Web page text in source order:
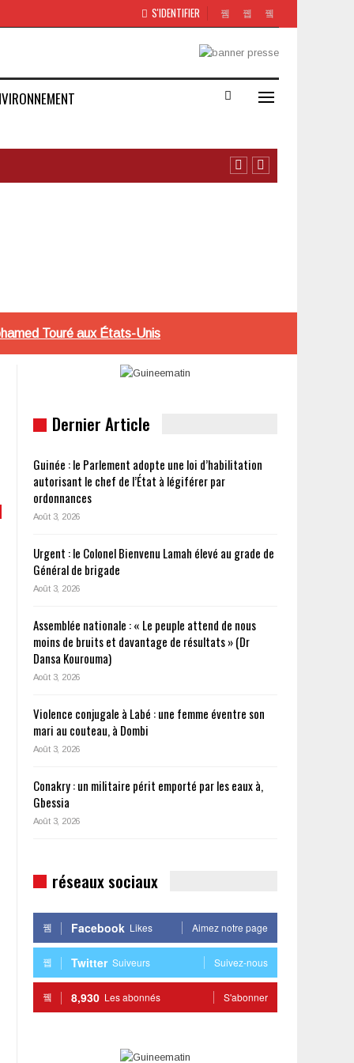
S'IDENTIFIER
Touré aux États-Unis
Dernier Article
Guinée : le Parlement adopte une loi d’habilitation
autorisant le chef de l’État à légiférer par
ordonnances
Août 3, 2026
Urgent : le Colonel Bienvenu Lamah élevé au grade de
Général de brigade
Août 3, 2026
Assemblée nationale : « Le peuple attend de nous
moins de bruits et davantage de résultats » (Dr
Dansa Kourouma)
Août 3, 2026
Violence conjugale à Labé : une femme éventre son
mari au couteau, à Dombi
Août 3, 2026
Conakry : un militaire périt emporté par les eaux à,
Gbessia
Août 3, 2026
réseaux sociaux
Facebook Likes Aimez notre page
Twitter Suiveurs Suivez-nous
8,930 Les abonnés S'abonner